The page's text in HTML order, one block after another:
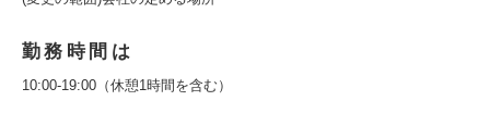
勤務時間は
10:00-19:00（休憩1時間を含む）